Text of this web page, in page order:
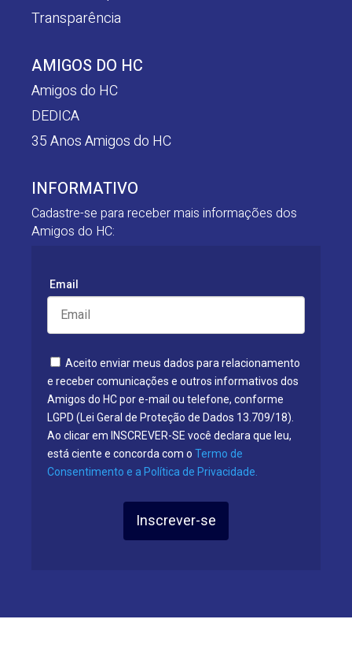
Transparência
AMIGOS DO HC
Amigos do HC
DEDICA
35 Anos Amigos do HC
INFORMATIVO
Cadastre-se para receber mais informações dos
Amigos do HC:
Email
Aceito enviar meus dados para relacionamento
e receber comunicações e outros informativos dos
Amigos do HC por e-mail ou telefone, conforme
LGPD (Lei Geral de Proteção de Dados 13.709/18).
Ao clicar em INSCREVER-SE você declara que leu,
está ciente e concorda com o Termo de
Consentimento e a Política de Privacidade.
Inscrever-se